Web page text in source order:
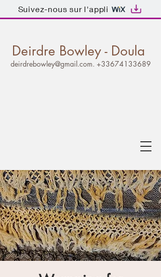
Suivez-nous sur l'appli
Deirdre Bowley - Doula
deirdrebowley@gmail.com. +33674133689